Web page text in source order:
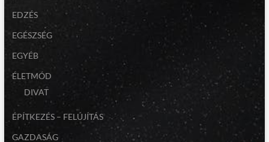
EDZÉS
EGÉSZSÉG
EGYÉB
ÉLETMÓD
DIVAT
ÉPÍTKEZÉS – FELÚJÍTÁS
GAZDASÁG